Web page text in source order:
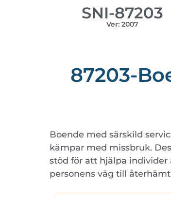
SNI-87203
Ver: 2007
87203-
Boende med särskild
kämpar med missbruk.
stöd för att hjälpa individer
personens väg till